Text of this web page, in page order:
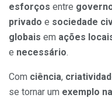
esforços entre
privado e sociedade
globais em ações
e necessário.
Com ciência,
se tornar um exemplo